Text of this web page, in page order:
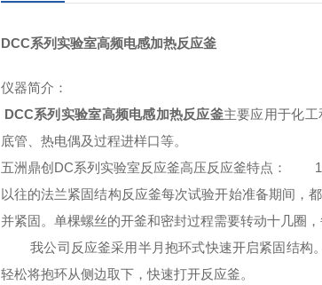
DCC系列实验室高频电感加热反应釜
仪器简介 ：
DCC系列实验室高频电感加热反应釜主要应用于化
底管、热电偶及过程进样口等。
五洲鼎创DC系列 实验室反应釜高压反应釜特点 ：
1
以往的法兰紧固结构反应釜每次试验开始准备期间，
并紧固。单棵螺丝的开釜和密封过程需要转动十几圈
我公司反应釜采用半月抱环式快速开启紧固结构
轻松将抱环从侧边取下，快速打开反应釜。